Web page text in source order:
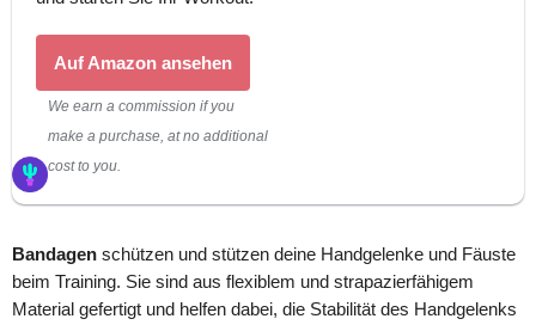
Auf Amazon ansehen
We earn a commission if you
make a purchase, at no additional
cost to you.
Bandagen schützen und stützen deine Handgelenke und Fäuste
beim Training. Sie sind aus flexiblem und strapazierfähigem
Material gefertigt und helfen dabei, die Stabilität des Handgelenks